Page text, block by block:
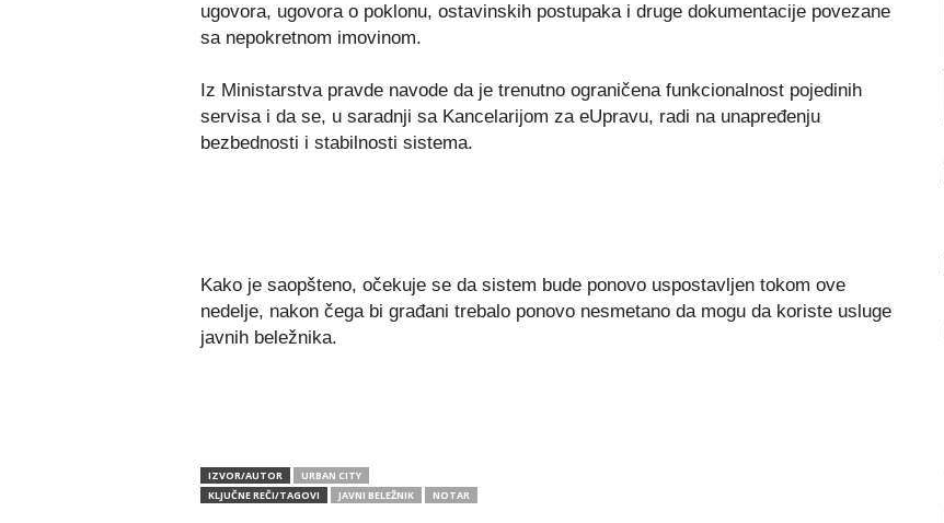
ugovora, ugovora o poklonu, ostavinskih postupaka i druge dokumentacije povezane
sa nepokretnom imovinom.
Iz Ministarstva pravde navode da je trenutno ograničena funkcionalnost pojedinih
servisa i da se, u saradnji sa Kancelarijom za eUpravu, radi na unapređenju
bezbednosti i stabilnosti sistema.
Kako je saopšteno, očekuje se da sistem bude ponovo uspostavljen tokom ove
nedelje, nakon čega bi građani trebalo ponovo nesmetano da mogu da koriste usluge
javnih beležnika.
IZVOR/AUTOR
URBAN CITY
KLJUČNE REČI/TAGOVI
JAVNI BELEŽNIK NOTAR